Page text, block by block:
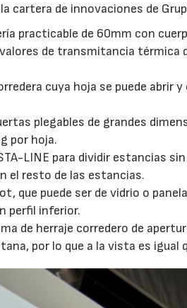
cartera de innovaciones de
practicable de 60mm con
de transmitancia térmica
cuya hoja se puede abrir
plegables de grandes
por hoja.
LINE para dividir estancias
el resto de las estancias.
que puede ser de vidrio o
perfil inferior.
de herraje corredero de
por lo que a la vista es igual